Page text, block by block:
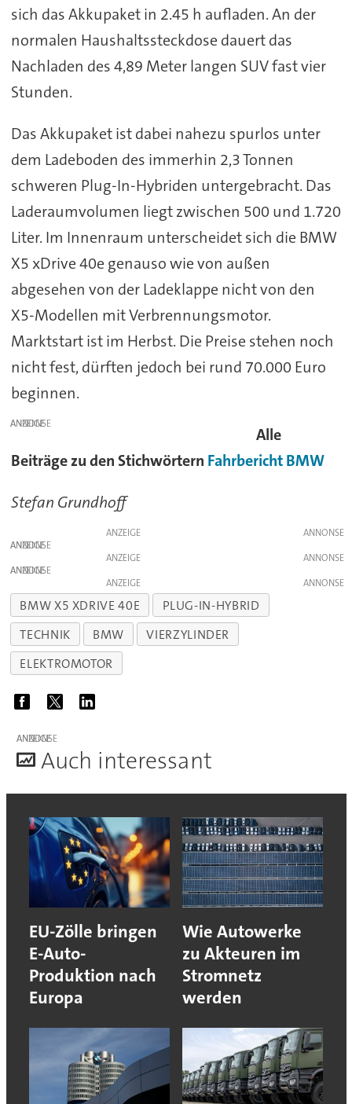
sich das Akkupaket in 2.45 h aufladen. An der
normalen Haushaltssteckdose dauert das
Nachladen des 4,89 Meter langen SUV fast vier
Stunden.
Das Akkupaket ist dabei nahezu spurlos unter
dem Ladeboden des immerhin 2,3 Tonnen
schweren Plug-In-Hybriden untergebracht. Das
Laderaumvolumen liegt zwischen 500 und 1.720
Liter. Im Innenraum unterscheidet sich die BMW
X5 xDrive 40e genauso wie von außen
abgesehen von der Ladeklappe nicht von den
X5-Modellen mit Verbrennungsmotor.
Marktstart ist im Herbst. Die Preise stehen noch
nicht fest, dürften jedoch bei rund 70.000 Euro
beginnen.
ANZEIGE
Alle
Beiträge zu den Stichwörtern FahrberichtBMW
Stefan Grundhoff
ANZEIGE
ANZEIGE
ANZEIGE
ANZEIGE
ANZEIGE
BMW X5 XDRIVE 40E
PLUG-IN-HYBRID
TECHNIK
BMW
VIERZYLINDER
ELEKTROMOTOR
ANZEIGE
Auch interessant
EU-Zölle bringen
E-Auto-
Produktion nach
Europa
Wie Autowerke
zu Akteuren im
Stromnetz
werden